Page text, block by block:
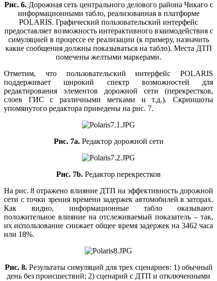
Рис. 6.Дорожная сеть центрального делового района Чикаго с
информационными табло, реализованная в платформе
POLARIS. Графический пользовательский интерфейс
предоставляет возможность интерактивного взаимодействия с
симуляцией в процессе ее реализации (к примеру, назначить
какие сообщения должны показываться на табло). Места ДТП
помечены желтыми маркерами.
Отметим, что пользовательский интерфейс POLARIS
поддерживает широкий спектр возможностей для
редактирования элементов дорожной сети (перекрестков,
слоев ГИС с различными метками и т.д.). Скриншоты
упомянутого редактора приведены на рис. 7.
Рис. 7а.Редактор дорожной сети
Рис. 7b. Редактор перекрестков
На рис. 8 отражено влияние ДТП на эффективность дорожной
сети с точки зрения времени задержек автомобилей в заторах.
Как видно, информационные табло оказывают
положительное влияние на отслеживаемый показатель – так,
их использование снижает общее время задержек на 3462 часа
или 18%.
Рис. 8.Результаты симуляций для трех сценариев: 1) обычный
день без происшествий; 2) сценарий с ДТП и отключенными